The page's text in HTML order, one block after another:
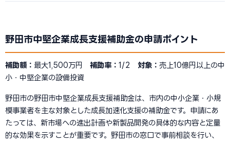
野田市中堅企業成長支援補助金の申請ポイント
補助額： 最大1,500万円 補助率： 1/2 対象： 売上10億円以上の中
小・中堅企業の設備投資
野田市の野田市中堅企業成長支援補助金は、市内の中小企業・小規
模事業者を主な対象とした成長加速化支援の補助金です。申請にあ
たっては、新市場への進出計画や新製品開発の具体的な内容と定量
的な効果を示すことが重要です。野田市の窓口で事前相談を行い、